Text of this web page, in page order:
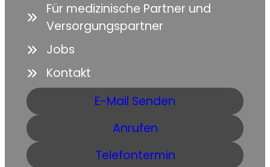
Für medizinische Partner und
Versorgungspartner
Jobs
Kontakt
E-Mail Senden
Anrufen
Telefontermin